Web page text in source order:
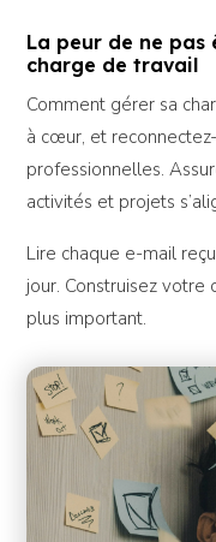
La peur de ne
charge de travail
Comment gérer sa
à cœur, et
professionnelles.
activités et projets
Lire chaque e-mail
jour. Construisez
plus important.